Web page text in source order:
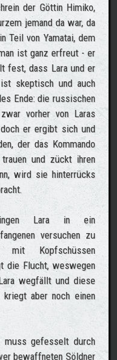
der Göttin Himiko,
jemand da war, da
Teil von Yamatai, dem
ist ganz erfreut - er
fest, dass Lara und er
skeptisch und auch
Ende: die russischen
vorher von Laras
er ergibt sich und
der das Kommando
und zückt ihren
wird sie hinterrücks
Lara in ein
versuchen zu
Kopfschüssen
die Flucht, weswegen
wegfällt und diese
aber noch einen
muss gefesselt durch
bewaffneten Söldner